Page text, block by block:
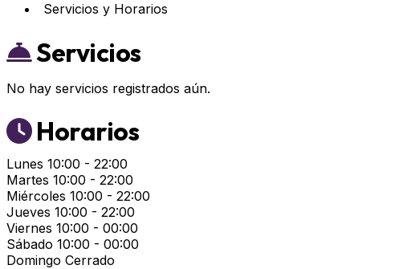
Servicios y Horarios
Servicios
No hay servicios registrados aún.
Horarios
Lunes 10:00 - 22:00
Martes 10:00 - 22:00
Miércoles 10:00 - 22:00
Jueves 10:00 - 22:00
Viernes 10:00 - 00:00
Sábado 10:00 - 00:00
Domingo Cerrado